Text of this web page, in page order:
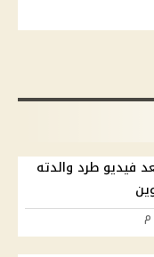
فيديو طرد والدته